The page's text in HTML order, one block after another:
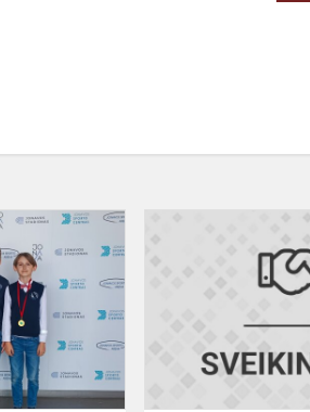
Šaškių
varžybos